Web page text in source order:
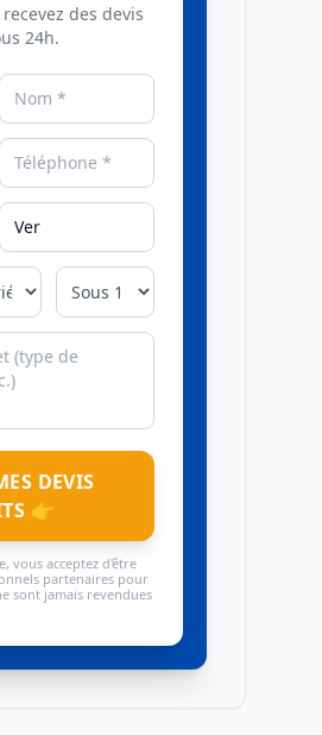
des devis
24h.
DEVIS
👉
vous acceptez d'être
partenaires pour
sont jamais revendues